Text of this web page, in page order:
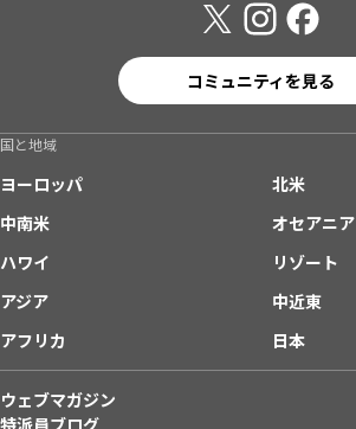
コミュニティを見る
国と地域
ヨーロッパ
北米
中南米
オセアニア
ハワイ
リゾート
アジア
中近東
アフリカ
日本
ウェブマガジン